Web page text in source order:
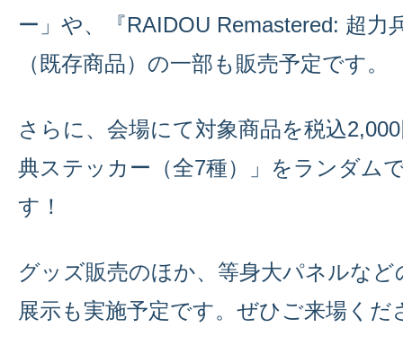
ー」や、『RAIDOU Remastered: 超力
（既存商品）の一部も販売予定です。
さらに、会場にて対象商品を税込
典ステッカー（全7種）」をランダム
す！
グッズ販売のほか、等身大パネルな
展示も実施予定です。ぜひご来場くだ